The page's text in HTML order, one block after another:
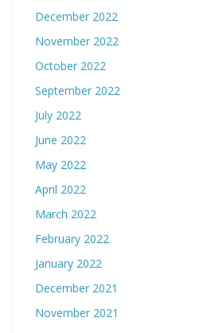
December 2022
November 2022
October 2022
September 2022
July 2022
June 2022
May 2022
April 2022
March 2022
February 2022
January 2022
December 2021
November 2021